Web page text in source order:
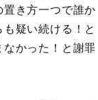
き方一つで誰か
疑い続ける！と
かった！と謝罪